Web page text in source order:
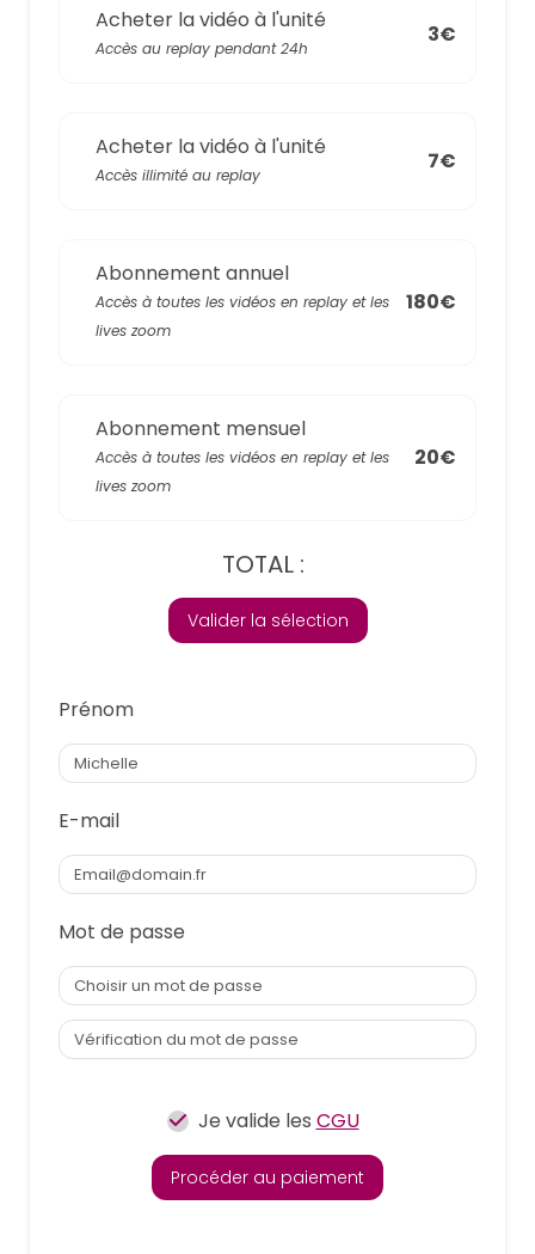
Acheter la vidéo à l'unité
Accès au replay pendant 24h
3€
Acheter la vidéo à l'unité
Accès illimité au replay
7€
Abonnement annuel
Accès à toutes les vidéos en replay et les
lives zoom
180€
Abonnement mensuel
Accès à toutes les vidéos en replay et les
lives zoom
20€
TOTAL :
Valider la sélection
Prénom
E-mail
Mot de passe
Je valide les CGU
Procéder au paiement